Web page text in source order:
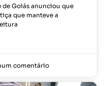
Goiás anunciou que
que manteve a
comentário